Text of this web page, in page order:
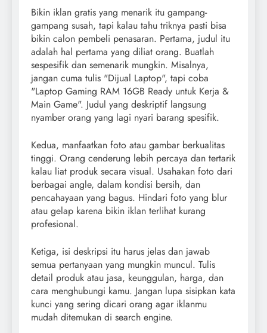
Bikin iklan gratis yang menarik itu gampang-
gampang susah, tapi kalau tahu triknya pasti bisa
bikin calon pembeli penasaran. Pertama, judul itu
adalah hal pertama yang diliat orang. Buatlah
sespesifik dan semenarik mungkin. Misalnya,
jangan cuma tulis "Dijual Laptop", tapi coba
"Laptop Gaming RAM 16GB Ready untuk Kerja &
Main Game". Judul yang deskriptif langsung
nyamber orang yang lagi nyari barang spesifik.
Kedua, manfaatkan foto atau gambar berkualitas
tinggi. Orang cenderung lebih percaya dan tertarik
kalau liat produk secara visual. Usahakan foto dari
berbagai angle, dalam kondisi bersih, dan
pencahayaan yang bagus. Hindari foto yang blur
atau gelap karena bikin iklan terlihat kurang
profesional.
Ketiga, isi deskripsi itu harus jelas dan jawab
semua pertanyaan yang mungkin muncul. Tulis
detail produk atau jasa, keunggulan, harga, dan
cara menghubungi kamu. Jangan lupa sisipkan kata
kunci yang sering dicari orang agar iklanmu
mudah ditemukan di search engine.